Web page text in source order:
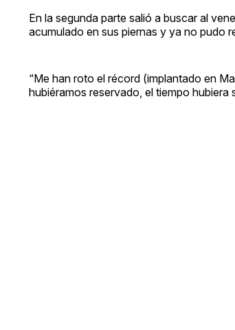
En la segunda parte salió a buscar al
acumulado en sus piernas y ya no pudo
“Me han roto el récord (implantado en
hubiéramos reservado, el tiempo hubiera